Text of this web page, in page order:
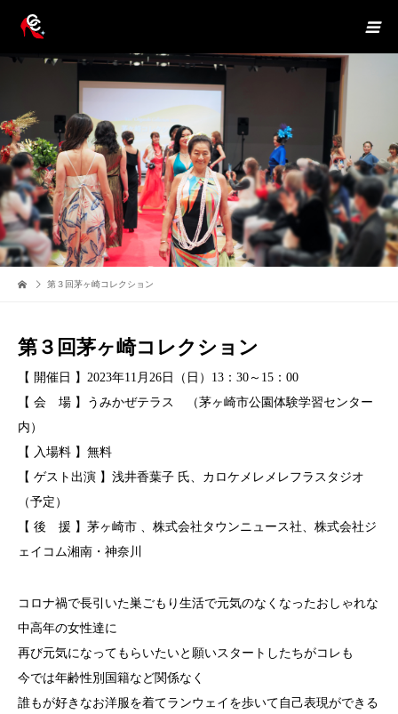
第３回茅ヶ崎コレクション
第３回茅ヶ崎コレクション
【 開催日 】2023年11月26日（日）13：30～15：00
【 会 場 】
うみかぜテラス （茅ヶ崎市公園体験学習センター
内）
【 入場料 】無料
【 ゲスト出演 】浅井香葉子 氏、カロケメレメレフラスタジオ
（予定）
【 後 援 】茅ヶ崎市 、株式会社タウンニュース社、株式会社ジ
ェイコム湘南・神奈川
コロナ禍で長引いた巣ごもり生活で元気のなくなったおしゃれな
中高年の女性達に
再び元気になってもらいたいと願いスタートしたちがコレも
今では年齢性別国籍など関係なく
誰もが好きなお洋服を着てランウェイを歩いて自己表現ができる